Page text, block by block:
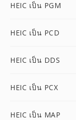
HEIC เป็น PGM
HEIC เป็น PCD
HEIC เป็น DDS
HEIC เป็น PCX
HEIC เป็น MAP